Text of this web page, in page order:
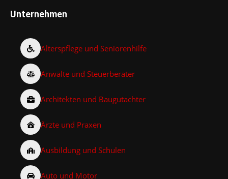
Unternehmen
Alterspflege und Seniorenhilfe
Anwälte und Steuerberater
Architekten und Baugutachter
Ärzte und Praxen
Ausbildung und Schulen
Auto und Motor